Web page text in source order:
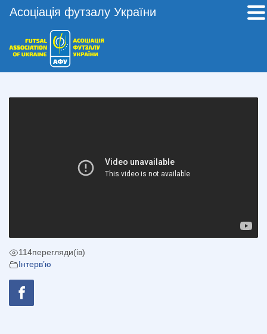
114перегляди(ів)
Інтерв’ю
Асоціація футзалу України